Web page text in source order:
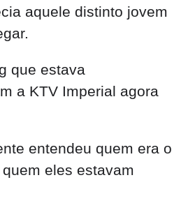
aquele distinto jovem
que estava
a KTV Imperial agora
entendeu quem era o
eles estavam